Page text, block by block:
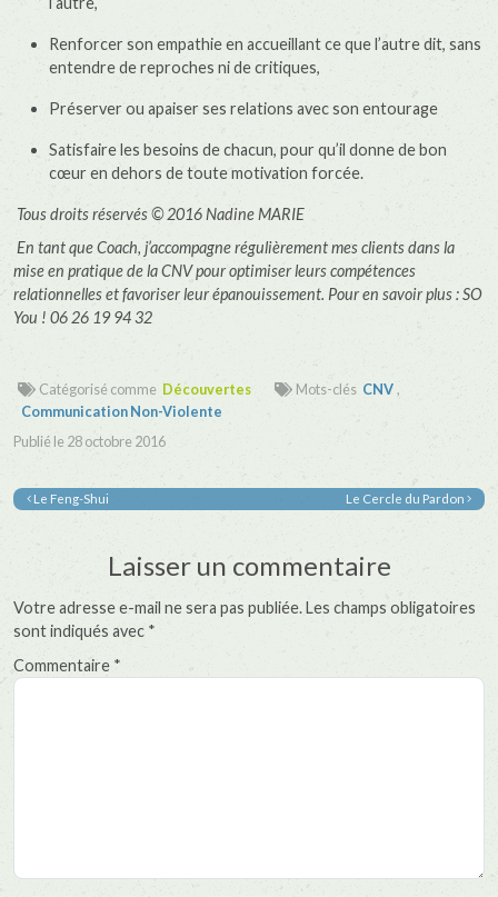
Renforcer son empathie en accueillant ce que l’autre dit, sans
entendre de reproches ni de critiques,
Préserver ou apaiser ses relations avec son entourage
Satisfaire les besoins de chacun, pour qu’il donne de bon
cœur en dehors de toute motivation forcée.
Tous droits réservés © 2016 Nadine MARIE
En tant que Coach, j’accompagne régulièrement mes clients dans la
mise en pratique de la CNV pour optimiser leurs compétences
relationnelles et favoriser leur épanouissement. Pour en savoir plus : SO
You ! 06 26 19 94 32
Catégorisé comme Découvertes Mots-clés CNV,
Communication Non-Violente
Publié le 28 octobre 2016
Le Feng-Shui Le Cercle du Pardon
Laisser un commentaire
Votre adresse e-mail ne sera pas publiée.Les champs obligatoires
sont indiqués avec *
Commentaire *